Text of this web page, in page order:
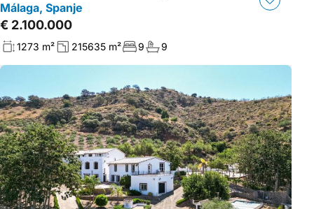
Málaga, Spanje
€ 2.100.000
1273 m² 215635 m² 9 9